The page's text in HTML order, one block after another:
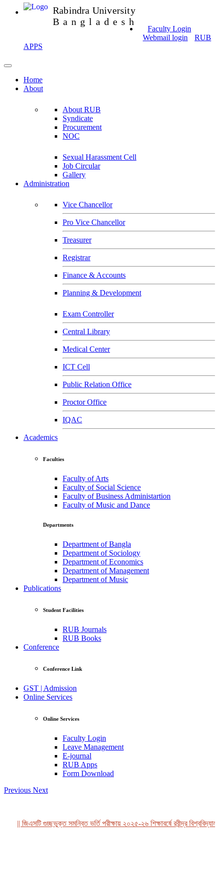
Rabindra University
Bangladesh
Faculty Login
Webmail login
RUB
APPS
Home
About
About RUB
Syndicate
Procurement
NOC
Sexual Harassment Cell
Job Circular
Gallery
Administration
Vice Chancellor
Pro Vice Chancellor
Treasurer
Registrar
Finance & Accounts
Planning & Development
Exam Controller
Central Library
Medical Center
ICT Cell
Public Relation Office
Proctor Office
IQAC
Academics
Faculties
Faculty of Arts
Faculty of Social Science
Faculty of Business Administartion
Faculty of Music and Dance
Departments
Department of Bangla
Department of Sociology
Department of Economics
Department of Management
Department of Music
Publications
Student Facilities
RUB Journals
RUB Books
Conference
Conference Link
GST | Admission
Online Services
Online Services
Faculty Login
Leave Management
E-journal
RUB Apps
Form Download
Previous Next
|| জিএসটি গুচ্ছভুক্ত সমন্বিত ভর্তি পরীক্ষায় ২০২৫-২৬ শিক্ষাবর্ষে রবীন্দ্র